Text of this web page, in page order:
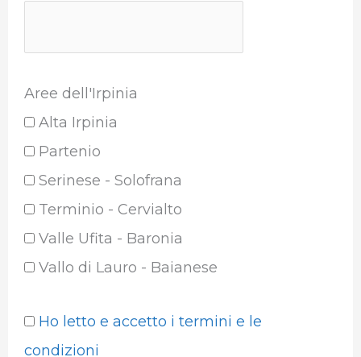
Aree dell'Irpinia
Alta Irpinia
Partenio
Serinese - Solofrana
Terminio - Cervialto
Valle Ufita - Baronia
Vallo di Lauro - Baianese
Ho letto e accetto i termini e le
condizioni